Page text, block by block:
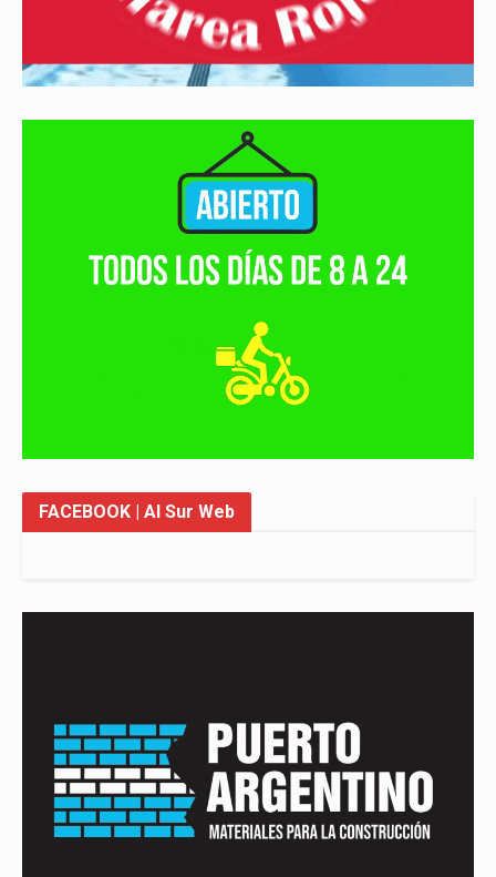
FACEBOOK | Al Sur Web